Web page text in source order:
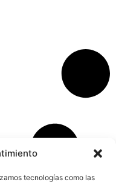
tecnologías como las